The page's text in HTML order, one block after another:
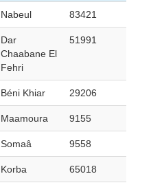
Nabeul 83421
Dar
Chaabane El
Fehri
51991
Béni Khiar 29206
Maamoura 9155
Somaâ 9558
Korba 65018